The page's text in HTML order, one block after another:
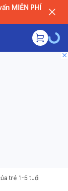
trẻ 1-5 tuổi